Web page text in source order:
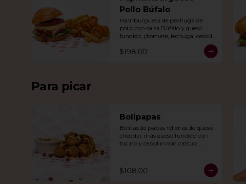
Pollo Búfalo
Hamburguesa de pechuga de
pollo con salsa Búfalo y queso
fundido, jitomate, lechuga, cebolla
morada y nuestra salsa especial.
Con papas fritas y rizo.
$198.00
Para picar
Bolipapas
Bolitas de papas rellenas de queso
cheddar más queso fundido con
tocino y cebollín con catsup
$108.00